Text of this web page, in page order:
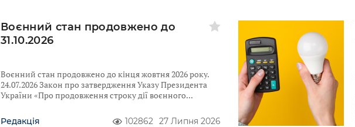
Воєнний стан продовжено до
31.10.2026
Воєнний стан продовжено до кінця жовтня 2026 року.
24.07.2026 Закон про затвердження Указу Президента
України «Про продовження строку дії воєнного
Редакція 102862 27 Липня 2026